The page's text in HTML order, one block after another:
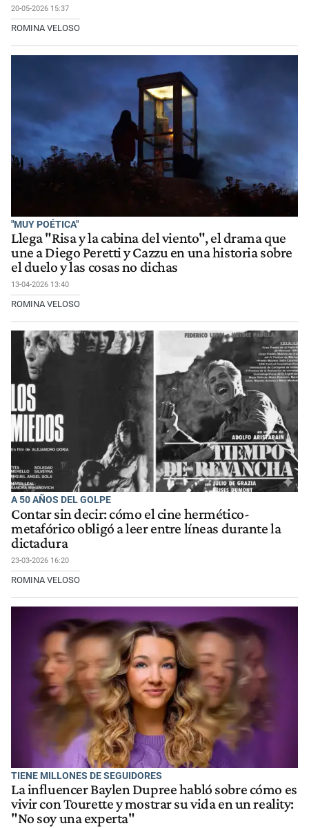
20-05-2026 15:37
ROMINA VELOSO
"MUY POÉTICA"
Llega "Risa y la cabina del viento", el drama que
une a Diego Peretti y Cazzu en una historia sobre
el duelo y las cosas no dichas
13-04-2026 13:40
ROMINA VELOSO
A 50 AÑOS DEL GOLPE
Contar sin decir: cómo el cine hermético-
metafórico obligó a leer entre líneas durante la
dictadura
23-03-2026 16:20
ROMINA VELOSO
TIENE MILLONES DE SEGUIDORES
La influencer Baylen Dupree habló sobre cómo es
vivir con Tourette y mostrar su vida en un reality:
"No soy una experta"